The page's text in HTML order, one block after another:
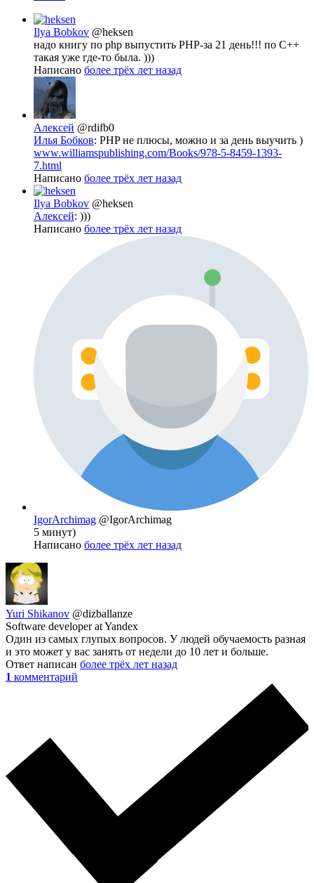
Ilya Bobkov @heksen
надо книгу по php выпустить PHP-за 21 день!!! по С++
такая уже где-то была. )))
Написано более трёх лет назад
Алексей @rdifb0
Илья Бобков: PHP не плюсы, можно и за день выучить )
www.williamspublishing.com/Books/978-5-8459-1393-
7.html
Написано более трёх лет назад
Ilya Bobkov @heksen
Алексей: )))
Написано более трёх лет назад
IgorArchimag @IgorArchimag
5 минут)
Написано более трёх лет назад
Yuri Shikanov @dizballanze
Software developer at Yandex
Один из самых глупых вопросов. У людей обучаемость разная
и это может у вас занять от недели до 10 лет и больше.
Ответ написан более трёх лет назад
1 комментарий